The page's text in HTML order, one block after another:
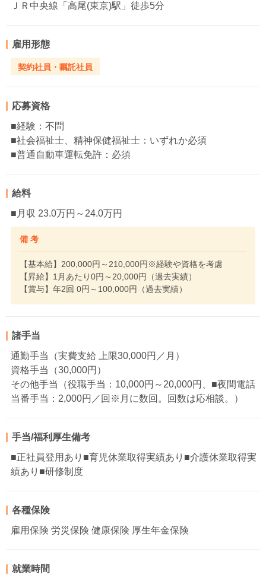
ＪＲ中央線「高尾(東京)駅」徒歩5分
雇用形態
契約社員・嘱託社員
応募資格
■経験：不問
■社会福祉士、精神保健福祉士：いずれか必須
■普通自動車運転免許：必須
給料
■月収 23.0万円～24.0万円
備 考
【基本給】200,000円～210,000円※経験や資格を考慮
【昇給】1月あたり0円～20,000円（過去実績）
【賞与】年2回 0円～100,000円（過去実績）
諸手当
通勤手当（実費支給 上限30,000円／月）
資格手当（30,000円）
その他手当（役職手当：10,000円～20,000円、■夜間電話
当番手当：2,000円／回※月に数回。回数は応相談。）
手当/福利厚生備考
■正社員登用あり■育児休業取得実績あり■介護休業取得実
績あり■研修制度
各種保険
雇用保険 労災保険 健康保険 厚生年金保険
就業時間